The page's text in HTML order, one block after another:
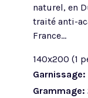
naturel, en
traité anti-
France...
140x200 (1
Garnissage:
Grammage: